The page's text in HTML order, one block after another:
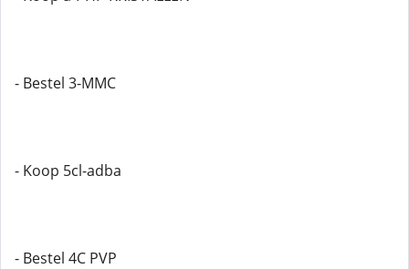
- Bestel 3-MMC
- Koop 5cl-adba
- Bestel 4C PVP